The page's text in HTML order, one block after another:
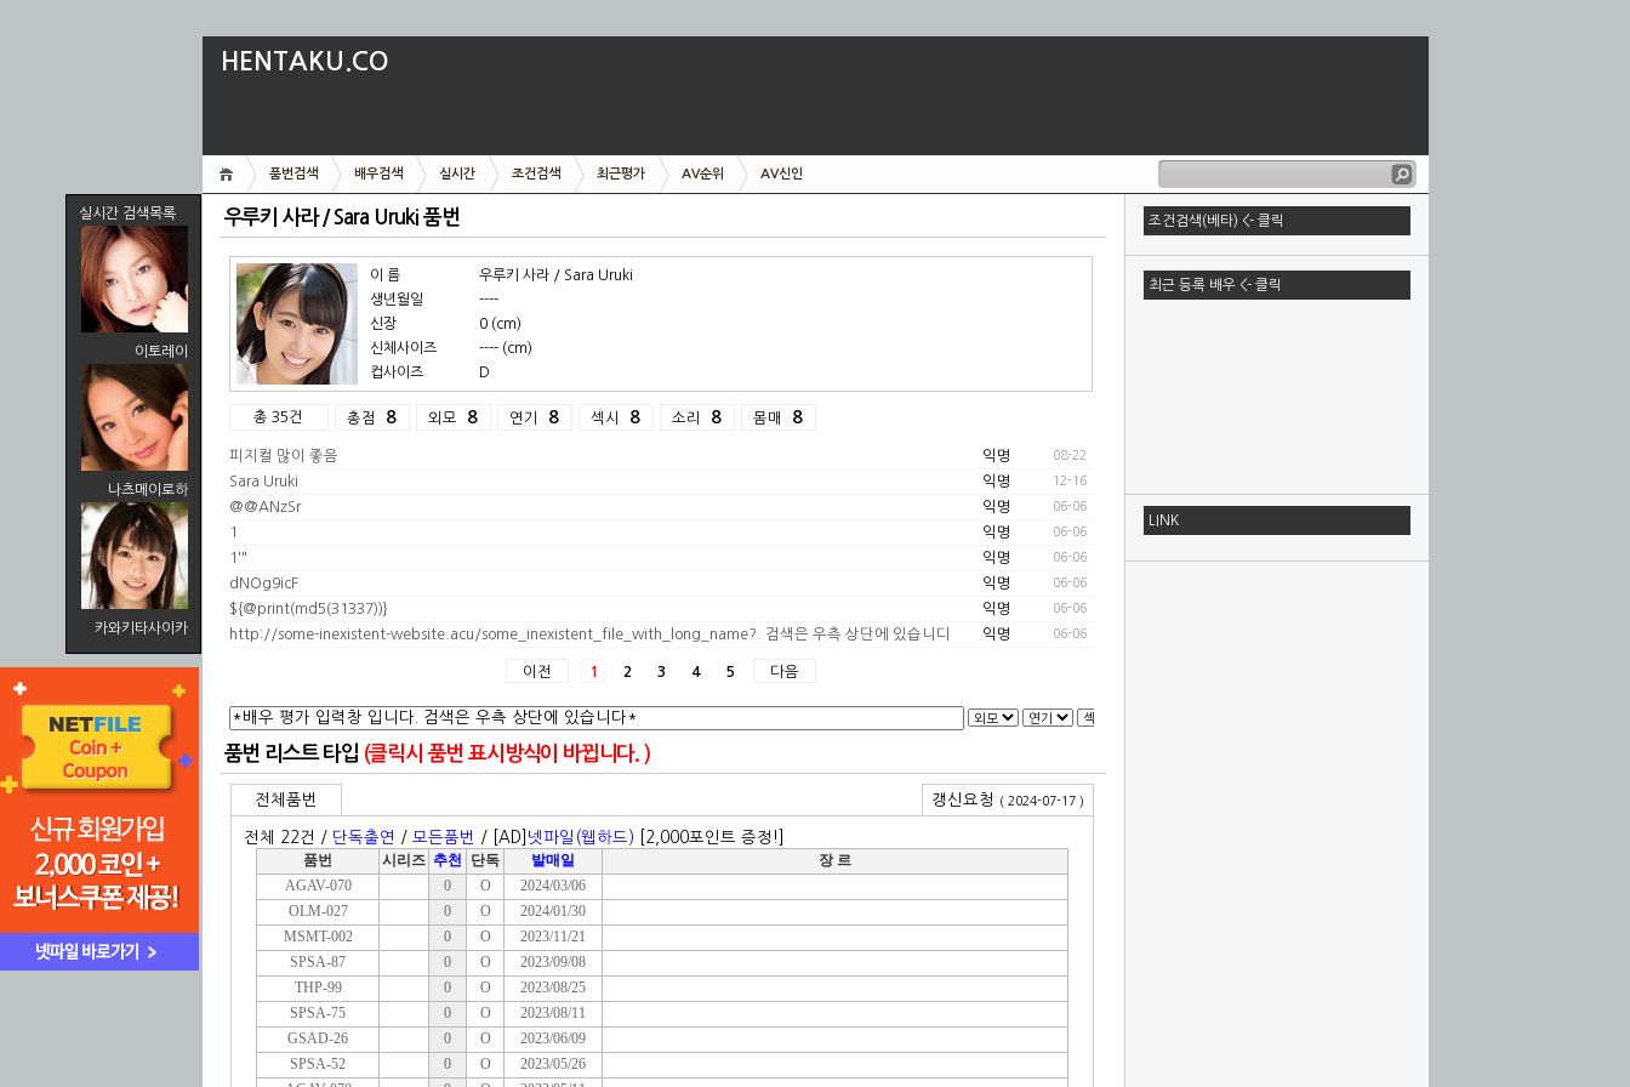
실시간 검색목록
이토레이
나츠메이로하
카와키타사이카
HENTAKU.CO
품번검색 배우검색 실시간 조건검색 최근평가 AV순위 AV신인
우루키 사라 / Sara Uruki 품번
이 름
생년월일
신장
신체사이즈
컵사이즈
우루키 사라 / Sara Uruki
----
0 (cm)
---- (cm)
D
총 35건 총점 8 외모 8 연기 8 섹시 8 소리 8 몸매 8
피지컬 많이 좋음 익명 08-22
Sara Uruki 익명 12-16
@@ANzSr 익명 06-06
1 익명 06-06
1'" 익명 06-06
dNOg9icF 익명 06-06
${@print(md5(31337))} 익명 06-06
http://some-inexistent-website.acu/some_inexistent_file_with_long_name?. 검색은 우측 상단에 있습니다* 익명 06-06
이전 1 2 3 4 5 다음
품번 리스트 타입 (클릭시 품번 표시방식이 바뀝니다. )
조건검색(베타) <- 클릭
최근 등록 배우 <- 클릭
LINK